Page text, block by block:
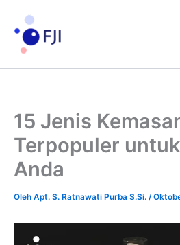
konten
15 Jenis
Terpopuler
Anda
Oleh Apt. S. Ratnawati Purba S.Si. /